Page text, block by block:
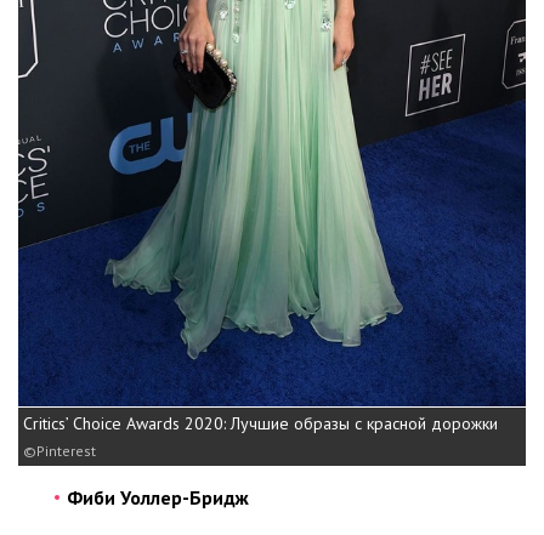
Critics’ Choice Awards 2020: Лучшие образы с красной дорожки
Pinterest
Фиби Уоллер-Бридж